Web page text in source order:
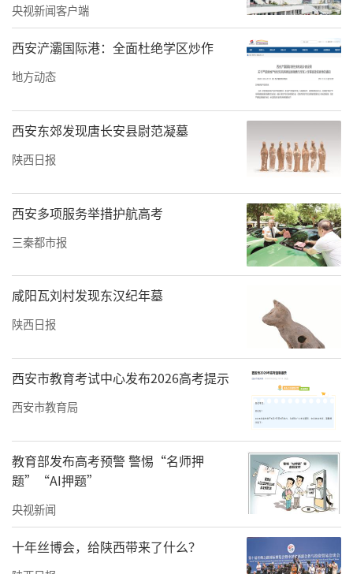
央视新闻客户端
西安浐灞国际港：全面杜绝学区炒作
地方动态
西安东郊发现唐长安县尉范凝墓
陕西日报
西安多项服务举措护航高考
三秦都市报
咸阳瓦刘村发现东汉纪年墓
陕西日报
西安市教育考试中心发布2026高考提示
西安市教育局
教育部发布高考预警 警惕“名师押
题”“AI押题”
央视新闻
十年丝博会，给陕西带来了什么？